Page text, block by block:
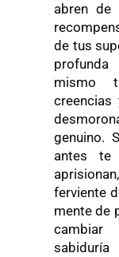
abren de
de tus
mismo
genuino.
antes te
ferviente
mente de
cambiar